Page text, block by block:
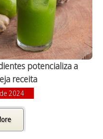
potencializa a
receita
2024